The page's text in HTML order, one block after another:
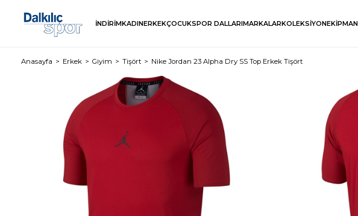
İNDİRİMKADINERKEKÇOCUKSPOR DALLARIMARKALARKOLEKSİYONEKİPMAN
Anasayfa Erkek Giyim Tişört Nike Jordan 23 Alpha Dry SS Top Erkek Tişört